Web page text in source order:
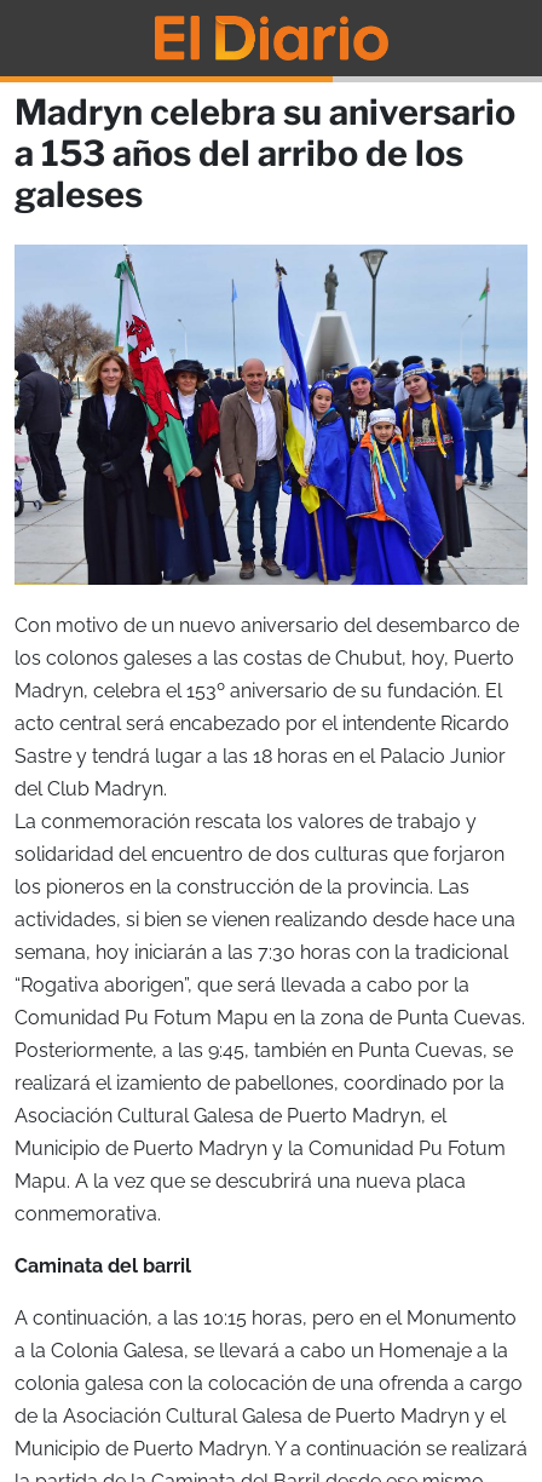
Madryn celebra su aniversario
a 153 años del arribo de los
galeses
Con motivo de un nuevo aniversario del desembarco de
los colonos galeses a las costas de Chubut, hoy, Puerto
Madryn, celebra el 153º aniversario de su fundación. El
acto central será encabezado por el intendente Ricardo
Sastre y tendrá lugar a las 18 horas en el Palacio Junior
del Club Madryn.
La conmemoración rescata los valores de trabajo y
solidaridad del encuentro de dos culturas que forjaron
los pioneros en la construcción de la provincia. Las
actividades, si bien se vienen realizando desde hace una
semana, hoy iniciarán a las 7:30 horas con la tradicional
“Rogativa aborigen”, que será llevada a cabo por la
Comunidad Pu Fotum Mapu en la zona de Punta Cuevas.
Posteriormente, a las 9:45, también en Punta Cuevas, se
realizará el izamiento de pabellones, coordinado por la
Asociación Cultural Galesa de Puerto Madryn, el
Municipio de Puerto Madryn y la Comunidad Pu Fotum
Mapu. A la vez que se descubrirá una nueva placa
conmemorativa.
Caminata del barril
A continuación, a las 10:15 horas, pero en el Monumento
a la Colonia Galesa, se llevará a cabo un Homenaje a la
colonia galesa con la colocación de una ofrenda a cargo
de la Asociación Cultural Galesa de Puerto Madryn y el
Municipio de Puerto Madryn. Y a continuación se realizará